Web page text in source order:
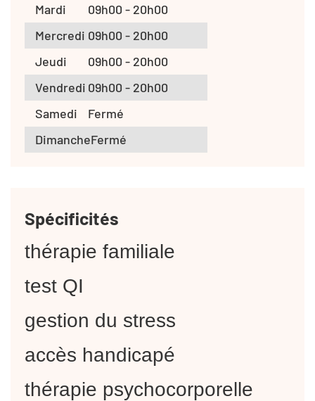
Mardi
09h00 - 20h00
Mercredi 09h00 - 20h00
Jeudi
09h00 - 20h00
Vendredi 09h00 - 20h00
Samedi
Fermé
DimancheFermé
Spécificités
thérapie familiale
test QI
gestion du stress
accès handicapé
thérapie psychocorporelle